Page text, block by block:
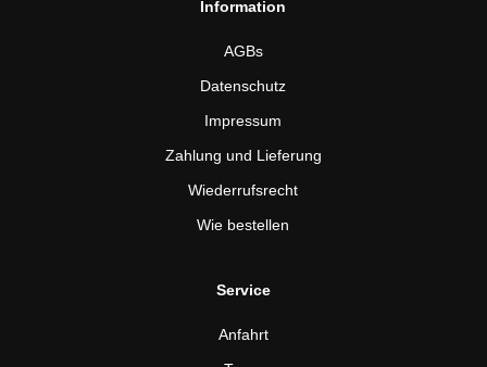
Information
AGBs
Datenschutz
Impressum
Zahlung und Lieferung
Wiederrufsrecht
Wie bestellen
Service
Anfahrt